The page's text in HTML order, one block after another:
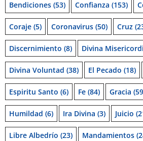
Bendiciones (53) Confianza (153)
Coraje (5) Coronavirus (50) Cruz
Discernimiento (8) Divina
Divina Voluntad (38) El Pecado (18)
Espiritu Santo (6) Fe (84) Gracia
Humildad (6) Ira Divina (3) Juicio
Libre Albedrío (23) Mandamientos